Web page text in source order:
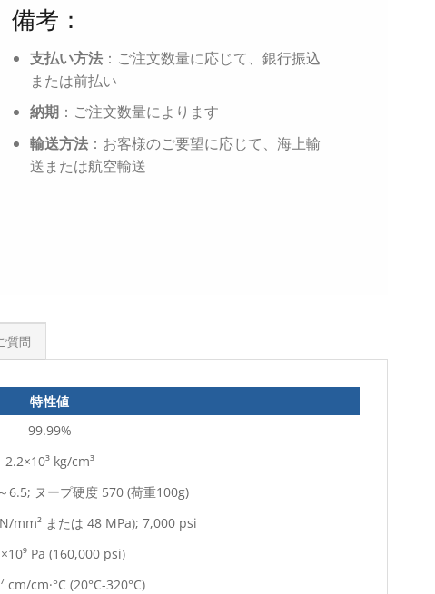
備考：
支払い方法 ：ご注文数量に応じて、銀行振込
または前払い
納期 ：ご注文数量によります
輸送方法 ：お客様のご要望に応じて、海上輸
送または航空輸送
質問
特性値
99.99%
2.2×10³ kg/cm³
6.5; ヌープ硬度 570 (荷重100g)
mm² または 48 MPa); 7,000 psi
Pa (160,000 psi)
cm/cm·°C (20°C-320°C)